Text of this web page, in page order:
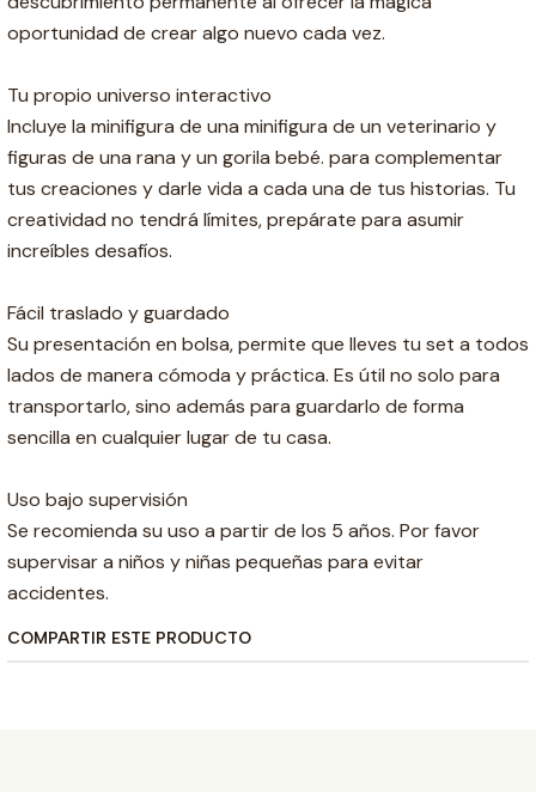
oportunidad de crear algo nuevo cada vez.
Tu propio universo interactivo
Incluye la minifigura de una minifigura de un veterinario y
figuras de una rana y un gorila bebé. para complementar
tus creaciones y darle vida a cada una de tus historias. Tu
creatividad no tendrá límites, prepárate para asumir
increíbles desafíos.
Fácil traslado y guardado
Su presentación en bolsa, permite que lleves tu set a todos
lados de manera cómoda y práctica. Es útil no solo para
transportarlo, sino además para guardarlo de forma
sencilla en cualquier lugar de tu casa.
Uso bajo supervisión
Se recomienda su uso a partir de los 5 años. Por favor
supervisar a niños y niñas pequeñas para evitar
accidentes.
COMPARTIR ESTE PRODUCTO